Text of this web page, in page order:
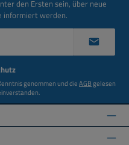
den Ersten sein, über neue
informiert werden.
genommen und dieAGBgelesen